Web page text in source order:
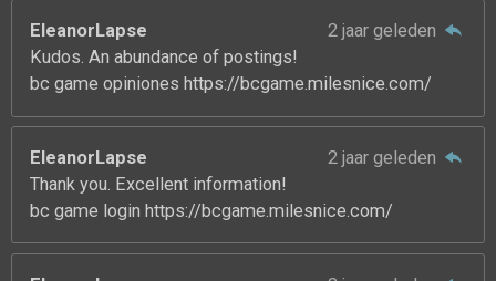
EleanorLapse
2 jaar geleden
Kudos. An abundance of postings!
bc game opiniones https://bcgame.milesnice.com/
EleanorLapse
2 jaar geleden
Thank you. Excellent information!
bc game login https://bcgame.milesnice.com/